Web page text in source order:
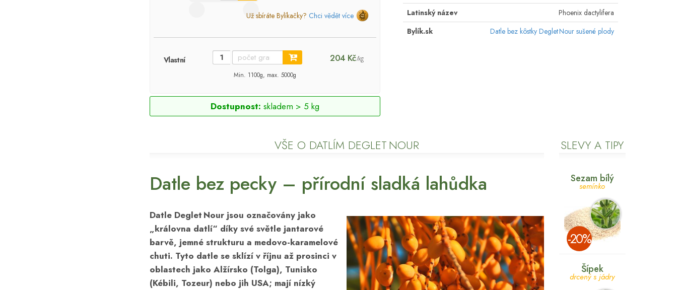
Už sbíráte Bylíkačky? Chci vědět více
Vlastní 204 Kč/kg
Min. 1100g, max. 5000g
Dostupnost: skladem > 5 kg
Latinský název
Phoenix dactylifera
Bylík.sk
Datle bez kôstky Deglet Nour sušené plody
VŠE O DATLÍM DEGLET NOUR
Datle bez pecky – přírodní sladká lahůdka
Datle Deglet Nour jsou označovány jako
„královna datlí“ díky své světle jantarové
barvě, jemné strukturu a medovo-karamelové
chuti. Tyto datle se sklízí v říjnu až prosinci v
oblastech jako Alžírsko (Tolga), Tunisko
(Kébili, Tozeur) nebo jih USA; mají nízký
SLEVY A TIPY
Sezam bílý
semínko
­-20%
Šípek
drcený s jádry